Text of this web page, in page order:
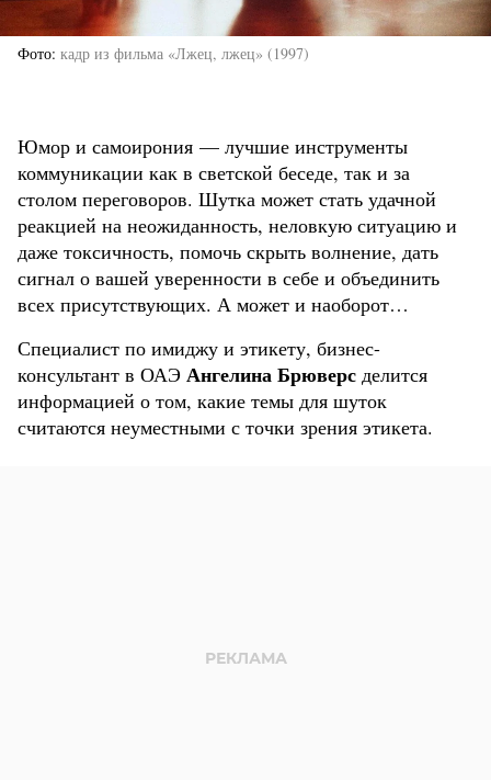
Фото кадр из фильма «Лжец, лжец» (1997)
Юмор и самоирония — лучшие инструменты
коммуникации как в светской беседе, так и за
столом переговоров. Шутка может стать удачной
реакцией на неожиданность, неловкую ситуацию и
даже токсичность, помочь скрыть волнение, дать
сигнал о вашей уверенности в себе и объединить
всех присутствующих. А может и наоборот…
Специалист по имиджу и этикету, бизнес-
консультант в ОАЭ Ангелина Брюверс делится
информацией о том, какие темы для шуток
считаются неуместными с точки зрения этикета.